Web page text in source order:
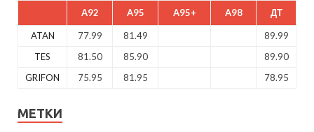
A92 A95 A95+ A98 ДТ
ATAN 77.99 81.49
89.99
TES
81.50 85.90
89.90
GRIFON
75.95 81.95 78.95
МЕТКИ